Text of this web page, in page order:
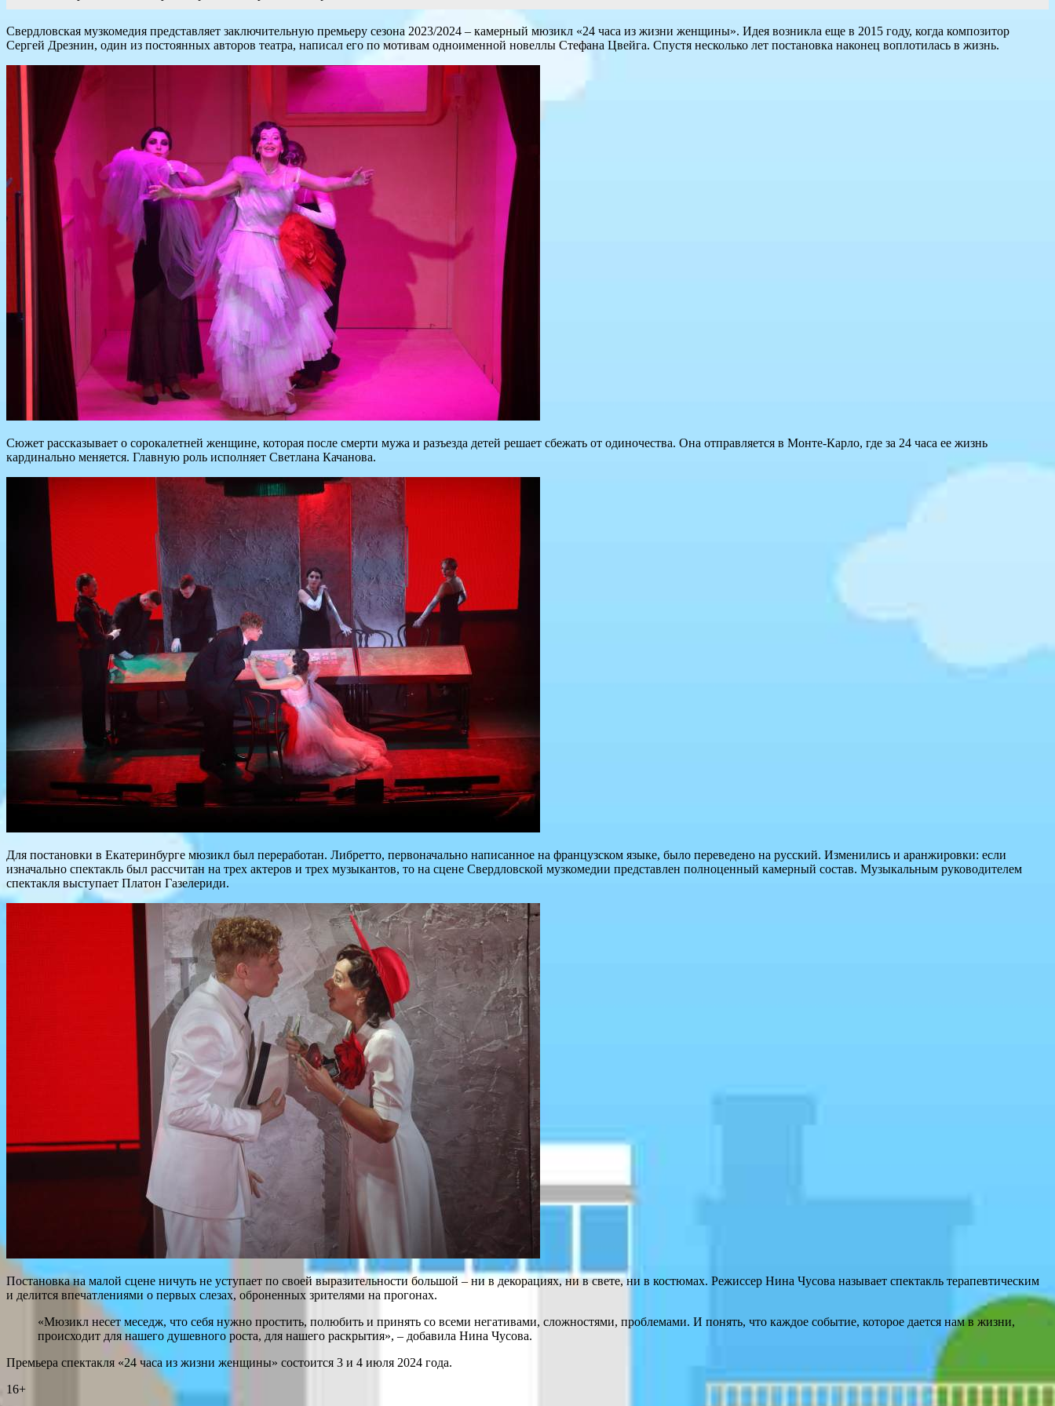
Свердловская музкомедия представляет заключительную премьеру сезона 2023/2024 – камерный мюзикл «24 часа из жизни женщины». Идея возникла еще в 2015 году, когда композитор
Сергей Дрезнин, один из постоянных авторов театра, написал его по мотивам одноименной новеллы Стефана Цвейга. Спустя несколько лет постановка наконец воплотилась в жизнь.
Сюжет рассказывает о сорокалетней женщине, которая после смерти мужа и разъезда детей решает сбежать от одиночества. Она отправляется в Монте-Карло, где за 24 часа ее жизнь
кардинально меняется. Главную роль исполняет Светлана Качанова.
Для постановки в Екатеринбурге мюзикл был переработан. Либретто, первоначально написанное на французском языке, было переведено на русский. Изменились и аранжировки: если
изначально спектакль был рассчитан на трех актеров и трех музыкантов, то на сцене Свердловской музкомедии представлен полноценный камерный состав. Музыкальным руководителем
спектакля выступает Платон Газелериди.
Постановка на малой сцене ничуть не уступает по своей выразительности большой – ни в декорациях, ни в свете, ни в костюмах. Режиссер Нина Чусова называет спектакль терапевтическим
и делится впечатлениями о первых слезах, оброненных зрителями на прогонах.
«Мюзикл несет меседж, что себя нужно простить, полюбить и принять со всеми негативами, сложностями, проблемами. И понять, что каждое событие, которое дается нам в жизни,
происходит для нашего душевного роста, для нашего раскрытия», – добавила Нина Чусова.
Премьера спектакля «24 часа из жизни женщины» состоится 3 и 4 июля 2024 года.
16+